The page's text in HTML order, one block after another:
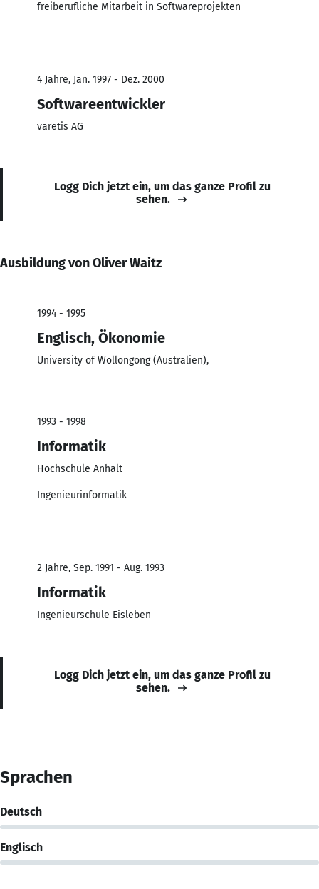
freiberufliche Mitarbeit in Softwareprojekten
4 Jahre, Jan. 1997 - Dez. 2000
Softwareentwickler
varetis AG
Logg Dich jetzt ein, um das ganze Profil zu
sehen.
Ausbildung von Oliver Waitz
1994 - 1995
Englisch, Ökonomie
University of Wollongong (Australien),
1993 - 1998
Informatik
Hochschule Anhalt
Ingenieurinformatik
2 Jahre, Sep. 1991 - Aug. 1993
Informatik
Ingenieurschule Eisleben
Logg Dich jetzt ein, um das ganze Profil zu
sehen.
Sprachen
Deutsch
Englisch